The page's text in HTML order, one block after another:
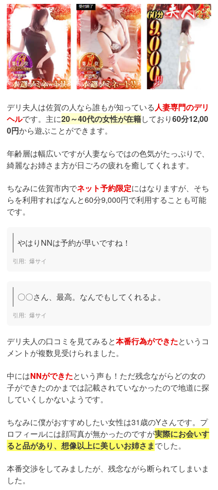
引用：https://www.saga-deli-fujin.com/girls
デリ夫人は佐賀の人なら誰もが知っている 人妻専門のデリ
ヘルです。主に20～40代の女性が在籍しており60分12,00
0円から遊ぶことができます。
年齢層は幅広いですが人妻ならではの色気がたっぷりで、
綺麗なお姉さま方が日ごろの疲れを癒してくれます。
ちなみに佐賀市内でネット予約限定にはなりますが、そち
らを利用すればなんと60分9,000円で利用することも可能
です。
やはりNNは予約が早いですね！
爆サイ
〇〇さん、最高。なんでもしてくれるよ。
爆サイ
デリ夫人の口コミを見てみると本番行為ができたというコ
メントが複数見受けられました。
中にはNNができたという声も！ただ残念ながらどの女の
子ができたのかまでは記載されていなかったので地道に探
していくしかないようです。
ちなみに僕がおすすめしたい女性は31歳のYさんです。プ
ロフィールには顔写真が無かったのですが実際にお会いす
ると品があり、想像以上に美しいお姉さまでした。
本番交渉をしてみましたが、残念ながら断られてしまいま
した。